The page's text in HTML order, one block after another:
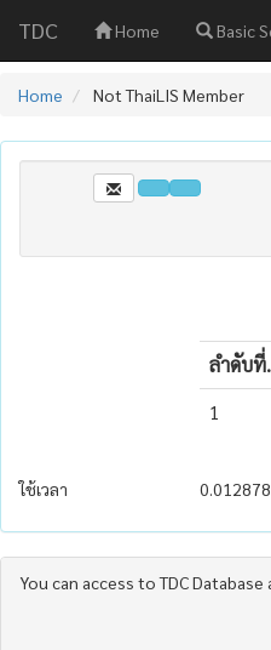
TDC Home Basic
Home Not ThaiLIS Member
ลำดับที่.
1
ใช้เวลา
You can access to TDC Database